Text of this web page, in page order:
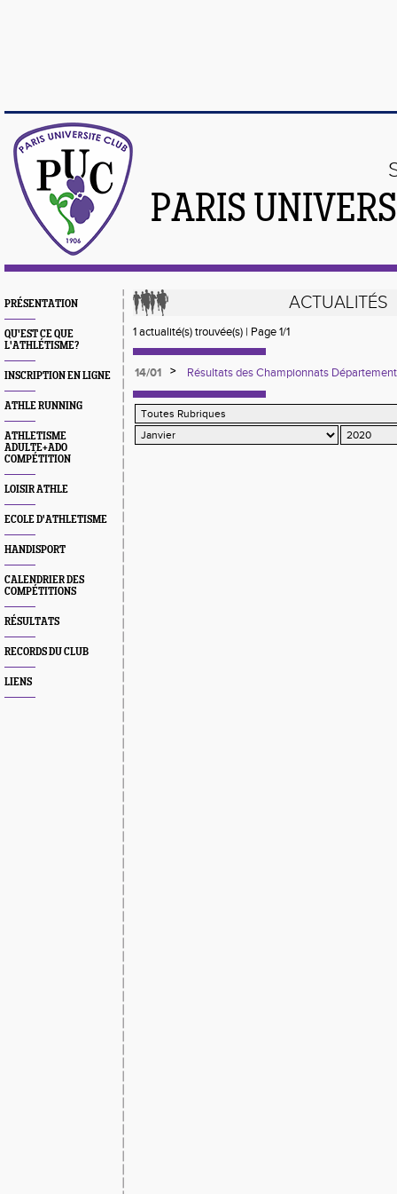
PARIS
PRÉSENTATION
QU'EST CE QUE
L'ATHLÉTISME?
INSCRIPTION EN LIGNE
ATHLE RUNNING
ATHLETISME
ADULTE+ADO
COMPÉTITION
LOISIR ATHLE
ECOLE D'ATHLETISME
HANDISPORT
CALENDRIER DES
COMPÉTITIONS
RÉSULTATS
RECORDS DU CLUB
LIENS
ACTUALITÉS
1 actualité(s) trouvée(s) | Page 1/1
14/01 >
Résultats des Championnats